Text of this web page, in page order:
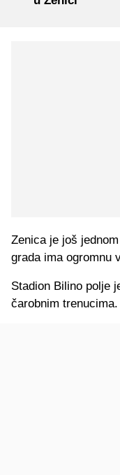
Zenica je još
grada ima ogromnu
Stadion Bilino polje
čarobnim trenucima.